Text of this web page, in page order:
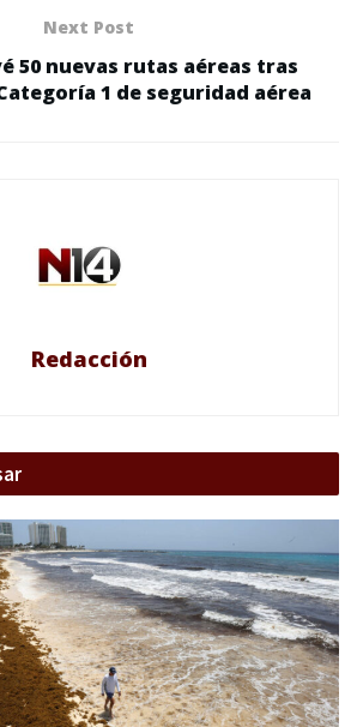
Next Post
50 nuevas rutas aéreas tras
1 de seguridad aérea
Redacción